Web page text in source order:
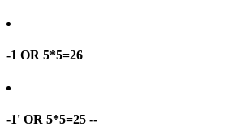
-1 OR 5*5=26
-1' OR 5*5=25 --